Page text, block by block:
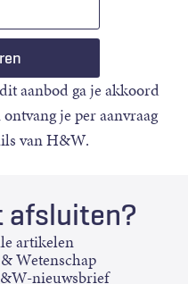
aanbod ga je akkoord
je per aanvraag
van H&W.
afsluiten?
artikelen
Wetenschap
nieuwsbrief